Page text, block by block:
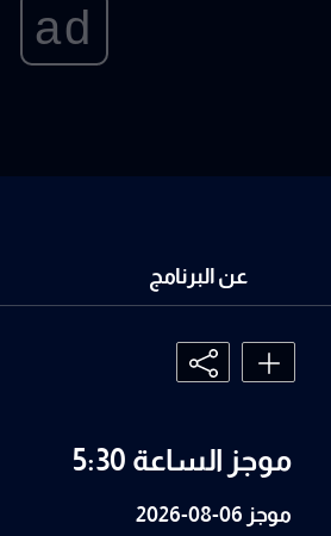
ad
عن البرنامج
موجز الساعة 5:30
موجز 06-08-2026